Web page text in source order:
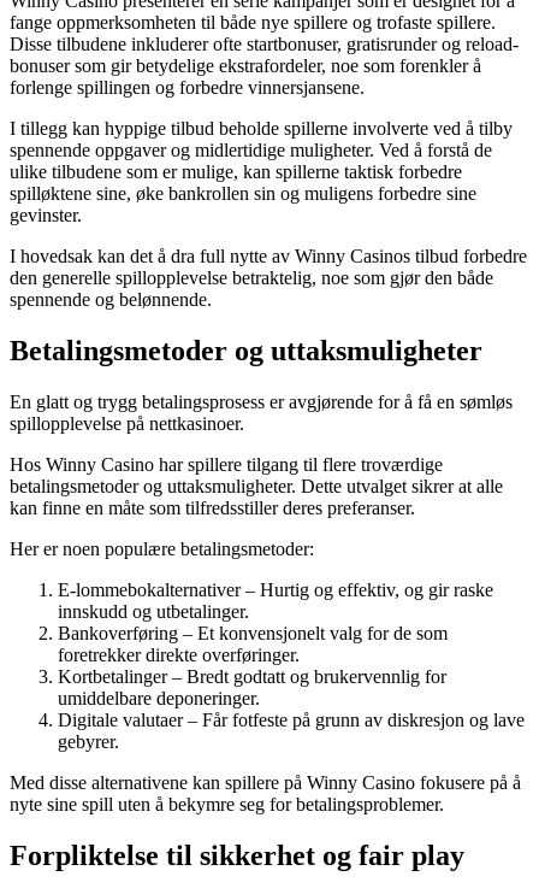
fange oppmerksomheten til både nye spillere og trofaste spillere.
Disse tilbudene inkluderer ofte startbonuser, gratisrunder og reload-
bonuser som gir betydelige ekstrafordeler, noe som forenkler å
forlenge spillingen og forbedre vinnersjansene.
I tillegg kan hyppige tilbud beholde spillerne involverte ved å tilby
spennende oppgaver og midlertidige muligheter. Ved å forstå de
ulike tilbudene som er mulige, kan spillerne taktisk forbedre
spilløktene sine, øke bankrollen sin og muligens forbedre sine
gevinster.
I hovedsak kan det å dra full nytte av Winny Casinos tilbud forbedre
den generelle spillopplevelse betraktelig, noe som gjør den både
spennende og belønnende.
Betalingsmetoder og uttaksmuligheter
En glatt og trygg betalingsprosess er avgjørende for å få en sømløs
spillopplevelse på nettkasinoer.
Hos Winny Casino har spillere tilgang til flere troværdige
betalingsmetoder og uttaksmuligheter. Dette utvalget sikrer at alle
kan finne en måte som tilfredsstiller deres preferanser.
Her er noen populære betalingsmetoder:
E-lommebokalternativer – Hurtig og effektiv, og gir raske
innskudd og utbetalinger.
Bankoverføring – Et konvensjonelt valg for de som
foretrekker direkte overføringer.
Kortbetalinger – Bredt godtatt og brukervennlig for
umiddelbare deponeringer.
Digitale valutaer – Får fotfeste på grunn av diskresjon og lave
gebyrer.
Med disse alternativene kan spillere på Winny Casino fokusere på å
nyte sine spill uten å bekymre seg for betalingsproblemer.
Forpliktelse til sikkerhet og fair play